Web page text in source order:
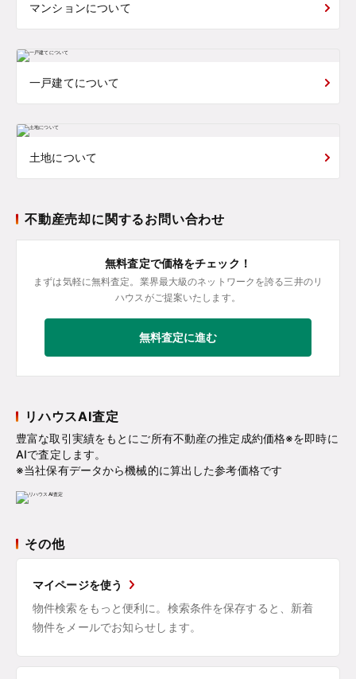
マンションについて
一戸建てについて
土地について
不動産売却に関するお問い合わせ
無料査定で価格をチェック！
まずは気軽に無料査定。業界最大級のネットワークを誇る三井のリ
ハウスがご提案いたします。
無料査定に進む
リハウスAI査定
豊富な取引実績をもとにご所有不動産の推定成約価格※を即時に
AIで査定します。
※当社保有データから機械的に算出した参考価格です
その他
マイページを使う
物件検索をもっと便利に。検索条件を保存すると、新着
物件をメールでお知らせします。